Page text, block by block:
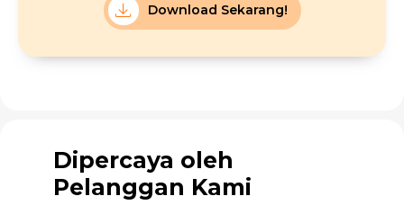
Download Sekarang!
Dipercaya oleh
Pelanggan Kami